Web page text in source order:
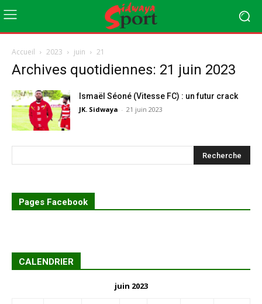
Accueil 2023 juin 21
Archives quotidiennes: 21 juin 2023
Ismaël Séoné (Vitesse FC) : un futur crack
JK. Sidwaya - 21 juin 2023
Pages Facebook
CALENDRIER
juin 2023